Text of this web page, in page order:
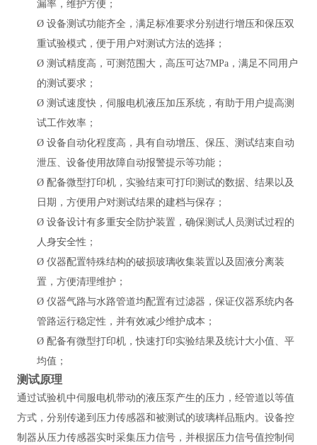
漏率，维护方便；
Ø 设备测试功能齐全，满足标准要求分别进行增压和保压双
重试验模式，便于用户对测试方法的选择；
Ø 测试精度高，可测范围大，高压可达7MPa，满足不同用户
的测试要求；
Ø 测试速度快，伺服电机液压加压系统，有助于用户提高测
试工作效率；
Ø 设备自动化程度高，具有自动增压、保压、测试结束自动
泄压、设备使用故障自动报警提示等功能；
Ø 配备微型打印机，实验结束可打印测试的数据、结果以及
日期，方便用户对测试结果的建档与保存；
Ø 设备设计有多重安全防护装置，确保测试人员测试过程的
人身安全性；
Ø 仪器配置特殊结构的破损玻璃收集装置以及固液分离装
置，方便清理维护；
Ø 仪器气路与水路管道均配置有过滤器，保证仪器系统内各
管路运行稳定性，并有效减少维护成本；
Ø 配备有微型打印机，快速打印实验结果及统计大小值、平
均值；
测试原理
通过试验机中伺服电机带动的液压泵产生的压力，经管道以等值
方式，分别传递到压力传感器和被测试的玻璃样品瓶内。设备控
制器从压力传感器实时采集压力信号，并根据压力信号值控制伺